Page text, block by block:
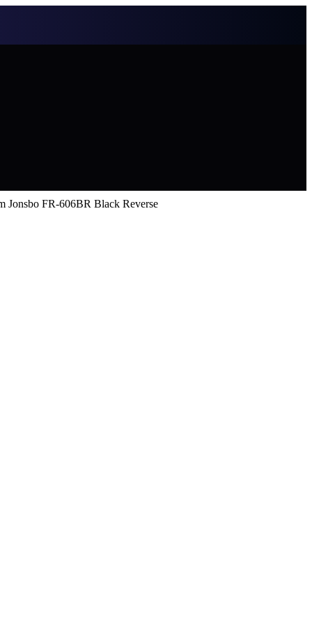
Jonsbo FR-606BR Black Reverse